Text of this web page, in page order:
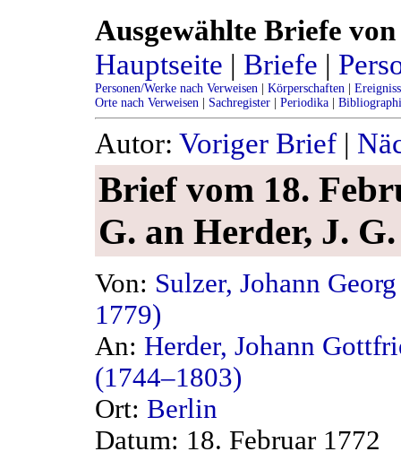
Ausgewählte Briefe
Hauptseite | Briefe |
Personen/Werke nach Verweisen | Körperschaften |
Orte nach Verweisen | Sachregister | Periodika |
Autor: Voriger Brief |
Brief vom 18.
G. an Herder, J. G.
Von: Sulzer, Johann
1779)
An: Herder, Johann
(1744–1803)
Ort: Berlin
Datum: 18. Februar 1772